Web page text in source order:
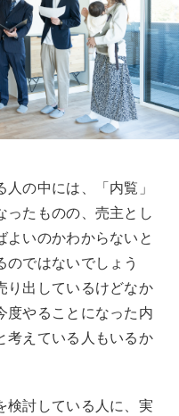
の中には、「内覧」
ったものの、売主とし
よいのかわからないと
ではないでしょう
り出しているけどなか
度やることになった内
考えている人もいるか
検討している人に、実